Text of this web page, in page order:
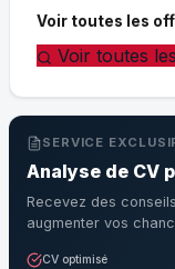
Voir toutes les
Voir toutes
SERVICE
Analyse de CV
Recevez des
augmenter vos
CV optimisé